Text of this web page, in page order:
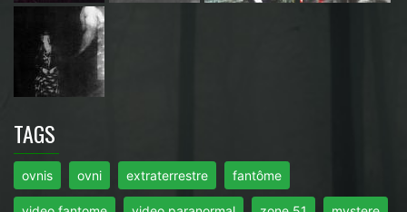
TAGS
ovnis ovni extraterrestre fantôme